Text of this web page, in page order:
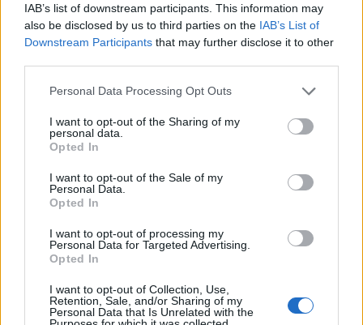
IAB’s list of downstream participants. This information may
also be disclosed by us to third parties on the IAB’s List of
Downstream Participants that may further disclose it to other
Personal Data Processing Opt Outs
I want to opt-out of the Sharing of my
personal data.
Opted In
I want to opt-out of the Sale of my
Personal Data.
Opted In
I want to opt-out of processing my
Personal Data for Targeted Advertising.
Opted In
I want to opt-out of Collection, Use,
Retention, Sale, and/or Sharing of my
Personal Data that Is Unrelated with the
konfliktach, a zapominamy, że życie jest
krótkie i warto spożytkować energię na
sprawach o wiele cenniejszych.Oskarżamy
się wzajemnie i oceniamy, a tak naprawdę
nikt z nas nie jest bez winy. Każdy człowiek
ma coś na sumieniu i żałuje choć jednego
wobec siebie tak surowi. Kiedy zamykamy się
oddalamy się od raju.
W utworze wielokrotnie pada nawiązanie do
wiary i Boga, co w zestawieniu z tematyką